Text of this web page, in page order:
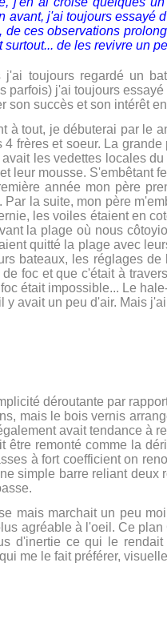
avant, j'ai toujours essayé
de ces observations
de les revivre un
toujours regardé un
parfois) j'ai toujours
son succès et son intérêt
à tout, je débuterai par le
frères et soeur. La
les vedettes locales
leur mousse. S'embêtant
année mon père
la suite, mon père
les voiles étaient en
la plage où nous
quitté la plage avec
bateaux, les réglages
foc et que c'était à
était impossible... Le
y avait un peu d'air. Mais
déroutante par
mais le bois vernis
avait tendance à
être remonté comme la
à fort coefficient on
simple barre reliant
mais marchait un peu
agréable à l'oeil. Ce
d'inertie ce qui le
me le fait préférer,